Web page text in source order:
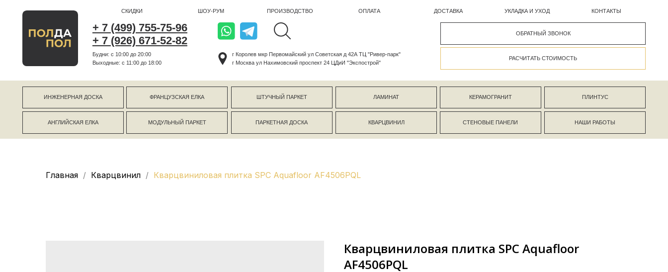
+ 7 (499) 755-75-96
+ 7 (926) 671-52-82
СКИДКИ ШОУ-РУМ ПРОИЗВОДСТВО КОНТАКТЫ
УКЛАДКА И УХОД
Будни: с 10:00 до 20:00
Выходные: c 11:00 до 18:00
г Москва ул Нахимовский проспект 24 ЦДиИ "Экспострой"
ИНЖЕНЕРНАЯ ДОСКА
АНГЛИЙСКАЯ ЕЛКА
ФРАНЦУЗСКАЯ ЕЛКА
ПАРКЕТНАЯ ДОСКА
МОДУЛЬНЫЙ ПАРКЕТ
ШТУЧНЫЙ ПАРКЕТ
КВАРЦВИНИЛ
КЕРАМОГРАНИТ
СТЕНОВЫЕ ПАНЕЛИ
ЛАМИНАТ
НАШИ РАБОТЫ
ПЛИНТУС
Главная Кварцвинил Кварцвиниловая плитка SPC Aquafloor AF4506PQL
Кварцвиниловая плитка SPC Aquafloor
AF4506PQL